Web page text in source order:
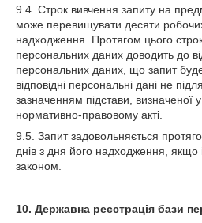
9.4. Строк вивчення запиту на
може перевищувати десяти
надходження. Протягом цього
персональних даних доводить до
персональних даних, що запит
відповідні персональні дані не
зазначенням підстави, визначеної
нормативно-правовому акті.
9.5. Запит задовольняється
днів з дня його надходження,
законом.
10. Державна реєстрація бази